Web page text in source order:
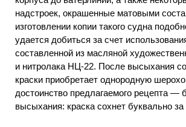
надстроек, окрашенные матовыми
изготовлении копии такого судна
удается добиться за счет
составленной из масляной
и нитролака НЦ-22. После высыхания
краски приобретает однородную
достоинство предлагаемого рецепта —
высыхания: краска сохнет буквально за